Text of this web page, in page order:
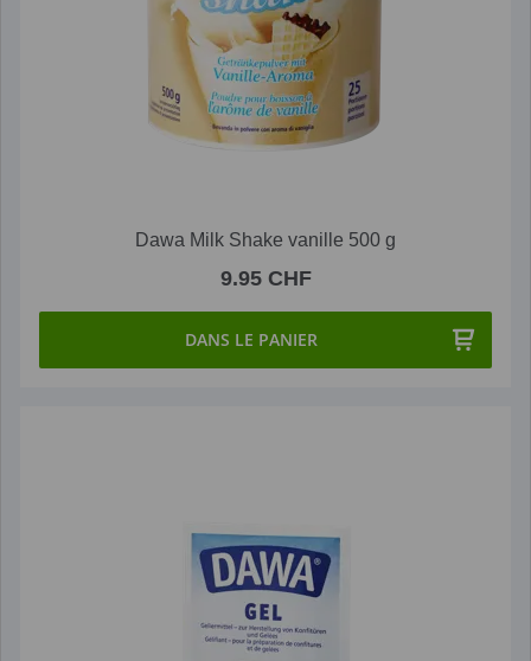
Dawa Milk Shake vanille 500 g
9.95 CHF
DANS LE PANIER